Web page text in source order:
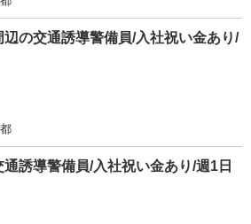
辺の交通誘導警備員/入社祝い金あり/
誘導警備員/入社祝い金あり/週1日